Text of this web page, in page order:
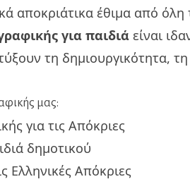
αποκριάτικα έθιμα από όλη
για παιδιά είναι
τη δημιουργικότητα, τη
μας:
για τις Απόκριες
δημοτικού
Ελληνικές Απόκριες